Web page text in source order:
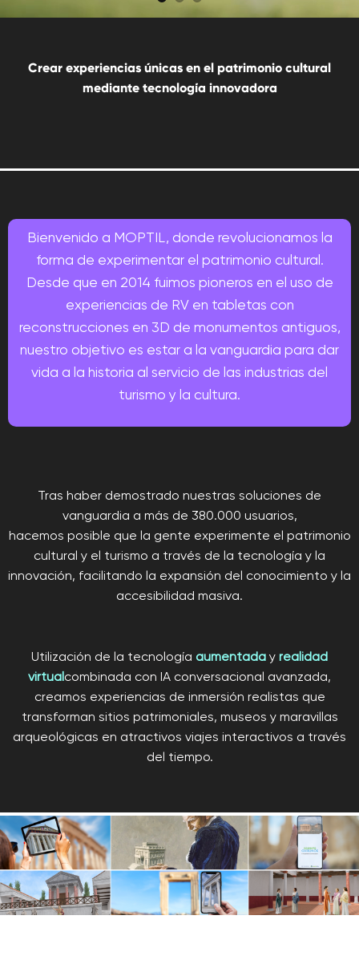
Crear experiencias únicas en el patrimonio cultural
mediante tecnología innovadora
Bienvenido a MOPTIL, donde revolucionamos la
forma de experimentar el patrimonio cultural.
Desde que en 2014 fuimos pioneros en el uso de
experiencias de RV en tabletas con
reconstrucciones en 3D de monumentos antiguos,
nuestro objetivo es estar a la vanguardia para dar
vida a la historia al servicio de las industrias del
turismo y la cultura.
Tras haber demostrado nuestras soluciones de
vanguardia a más de 380.000 usuarios,
hacemos posible que la gente experimente el patrimonio
cultural y el turismo a través de la tecnología y la
innovación, facilitando la expansión del conocimiento y la
accesibilidad masiva.
Utilización de la tecnología aumentada y realidad
virtual combinada con IA conversacional avanzada,
creamos experiencias de inmersión realistas que
transforman sitios patrimoniales, museos y maravillas
arqueológicas en atractivos viajes interactivos a través
del tiempo.